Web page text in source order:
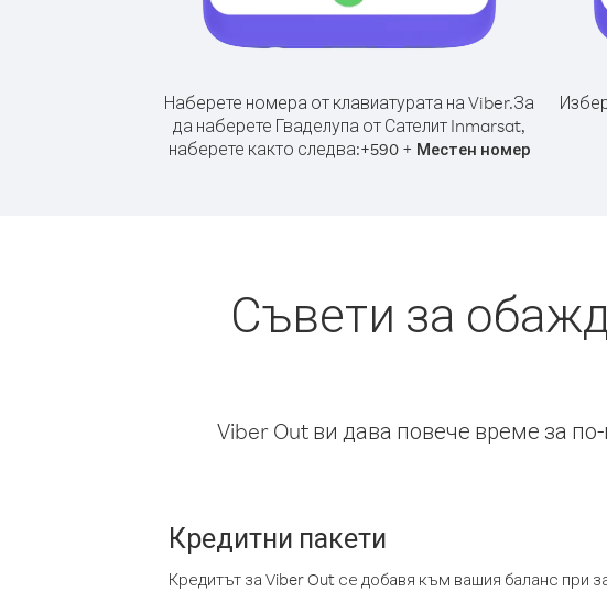
Наберете номера от клавиатурата на Viber.За
да наберете Гваделупа от Сателит Inmarsat,
наберете както следва:+590+ Местен номер
Съвети за
Viber Out ви дава повече време за
Кредитни пакети
Кредитът за Viber Out се добавя към вашия баланс при